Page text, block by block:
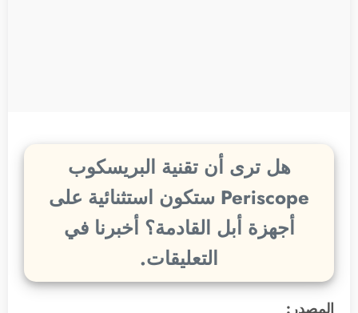
هل ترى أن تقنية البريسكوب
Periscope ستكون استثنائية على
أجهزة أبل القادمة؟ أخبرنا في
التعليقات.